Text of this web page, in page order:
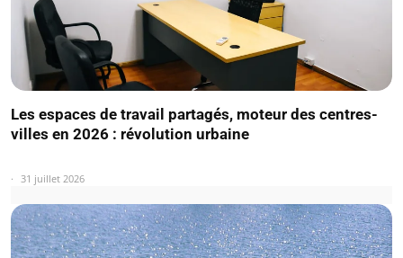
Les espaces de travail partagés, moteur des centres-
villes en 2026 : révolution urbaine
31 juillet 2026